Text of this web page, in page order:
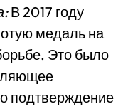
В 2017 году
медаль на
Это было
подтверждение